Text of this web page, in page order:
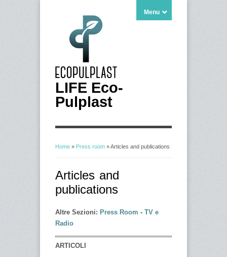
LIFE Eco-
Pulplast
Menu
Home » Press room » Articles and publications
Articles and
publications
Altre Sezioni: Press Room - TV e
Radio
ARTICOLI